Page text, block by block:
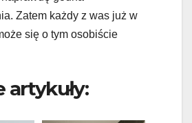
Zatem każdy z was już w
się o tym osobiście
artykuły: